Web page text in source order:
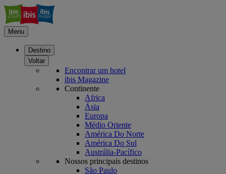
Menu
Destino
Voltar
Encontrar um hotel
ibis Magazine
Continente
Africa
Ásia
Europa
Médio Oriente
América Do Norte
América Do Sul
Austrália-Pacífico
Nossos principais destinos
São Paulo